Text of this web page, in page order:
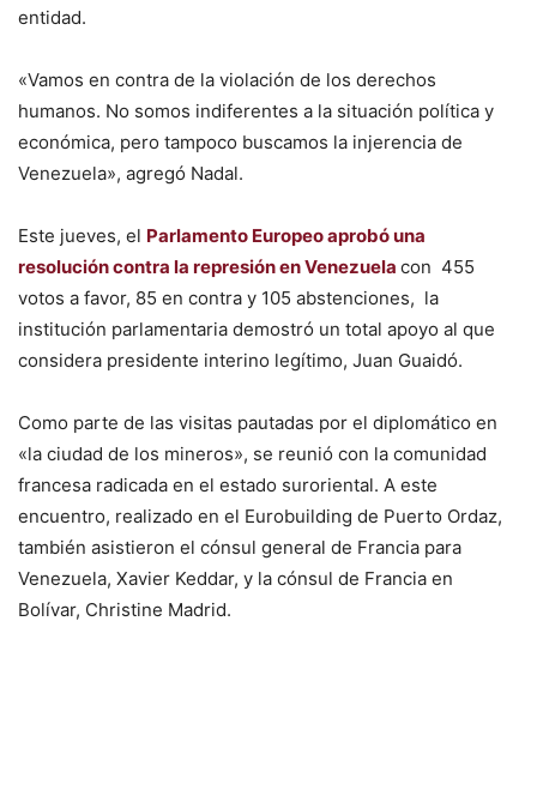
entidad.
«Vamos en contra de la violación de los derechos
humanos. No somos indiferentes a la situación política y
económica, pero tampoco buscamos la injerencia de
Venezuela», agregó Nadal.
Este jueves, el Parlamento Europeo aprobó una
resolución contra la represión en Venezuela con 455
votos a favor, 85 en contra y 105 abstenciones, la
institución parlamentaria demostró un total apoyo al que
considera presidente interino legítimo, Juan Guaidó.
Como parte de las visitas pautadas por el diplomático en
«la ciudad de los mineros», se reunió con la comunidad
francesa radicada en el estado suroriental. A este
encuentro, realizado en el Eurobuilding de Puerto Ordaz,
también asistieron el cónsul general de Francia para
Venezuela, Xavier Keddar, y la cónsul de Francia en
Bolívar, Christine Madrid.